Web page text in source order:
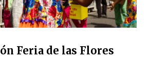
Feria de las Flores